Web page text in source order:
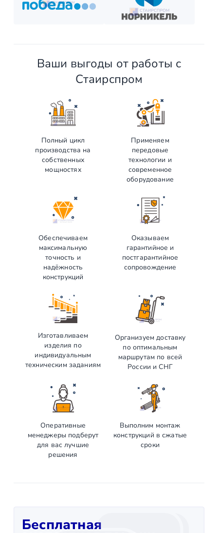
и наслаждайтесь новой конструкцией!
Ваши выгоды от работы с
Стаирспром
Полный цикл
производства на
собственных
мощностях
Применяем
передовые
технологии и
современное
оборудование
Обеспечиваем
максимальную
точность и
надёжность
конструкций
Оказываем
гарантийное и
постгарантийное
сопровождение
Изготавливаем
изделия по
индивидуальным
техническим заданиям
Организуем доставку
по оптимальным
маршрутам по всей
России и СНГ
Оперативные
менеджеры подберут
для вас лучшие
решения
Выполним монтаж
конструкций в сжатые
сроки
Бесплатная